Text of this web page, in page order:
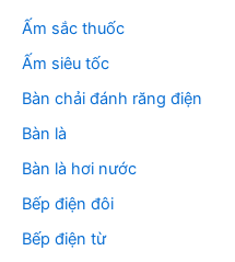
m
Ấm sắc thuốc
Ấm siêu tốc
Bàn chải đánh răng điện
Bàn là
Bàn là hơi nước
Bếp điện đôi
Bếp điện từ